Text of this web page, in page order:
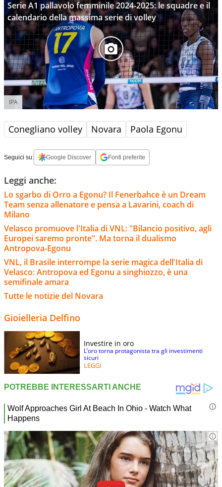
Serie A1 pallavolo femminile 2024-2025: le squadre e il
calendario della massima serie di volley
IPA
Conegliano volley Novara Paola Egonu
Seguici su: Google Discover Fonti preferite
Leggi anche:
Lo sgarbo di Orro a Egonu? Il Fenerbahce è un Dream
Team senza allenatore e pensa a Lavarini, coach di
Milano
Velasco promuove l'Italia di VNL: "Bilancio positivo, agli
Europei saremo pronte". Ma torna il dualismo
Antropova-Egonu
VNL, il Brasile interrompe la serie magica dell'Italia di
Velasco: Antropova ed Egonu a singhiozzo, è una
semifinale amara
Tutte le notizie del Novara
Gioielleria Delfino
Investire in oro
L’oro torna protagonista tra gli investimenti
sicuri
LEGGI